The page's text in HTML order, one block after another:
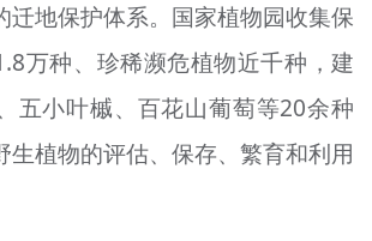
迁地保护体系。国家植物园收集保
万种、珍稀濒危植物近千种，建
五小叶槭、百花山葡萄等20余种
生植物的评估、保存、繁育和利用